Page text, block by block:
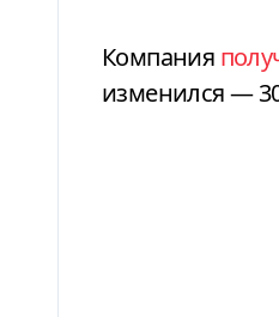
Компания
изменился —